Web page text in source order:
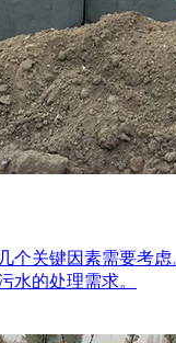
个关键因素需要考
水的处理需求。